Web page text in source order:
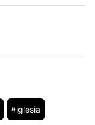
#iglesia